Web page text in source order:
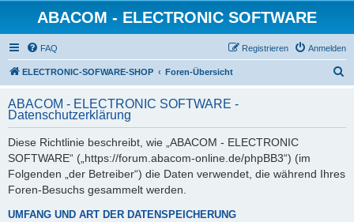
ABACOM - ELECTRONIC SOFTWARE
FAQ Anmelden
Registrieren
ELECTRONIC-SOFWARE-SHOP Foren-Übersicht
h
ABACOM - ELECTRONIC SOFTWARE -
Datenschutzerklärung
Diese Richtlinie beschreibt, wie „ABACOM - ELECTRONIC
SOFTWARE“ („https://forum.abacom-online.de/phpBB3“) (im
Folgenden „der Betreiber“) die Daten verwendet, die während Ihres
Foren-Besuchs gesammelt werden.
UMFANG UND ART DER DATENSPEICHERUNG